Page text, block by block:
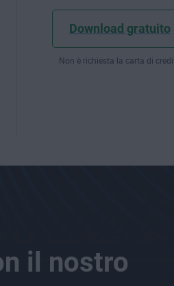
Download gratuito
Non è richiesta la carta di
il nostro